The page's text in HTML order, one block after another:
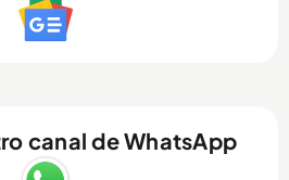
canal de WhatsApp